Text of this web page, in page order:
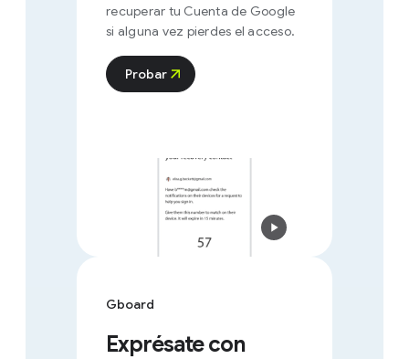
recuperar tu Cuenta de Google
si alguna vez pierdes el acceso.
Probar
Gboard
Exprésate con